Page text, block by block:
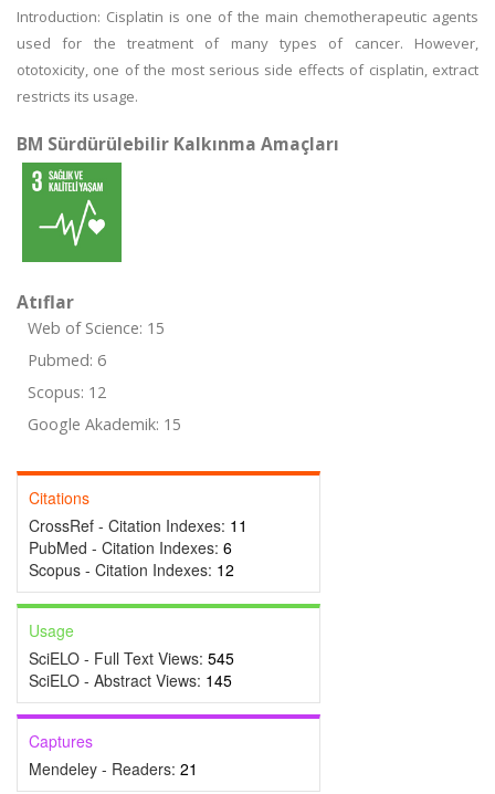
Introduction: Cisplatin is one of the main chemotherapeutic agents
used for the treatment of many types of cancer. However,
ototoxicity, one of the most serious side effects of cisplatin, extract
restricts its usage.
BM Sürdürülebilir Kalkınma Amaçları
Atıflar
Web of Science: 15
Pubmed: 6
Scopus: 12
Google Akademik: 15
Citations
CrossRef - Citation Indexes: 11
PubMed - Citation Indexes: 6
Scopus - Citation Indexes: 12
Usage
SciELO - Full Text Views: 545
SciELO - Abstract Views: 145
Captures
Mendeley - Readers: 21